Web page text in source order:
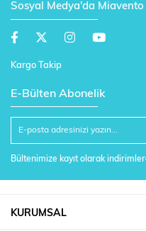
Sosyal Medya'da Miavento
Kargo Takip
E-Bülten Abonelik
Bültenimize kayıt olarak
KURUMSAL